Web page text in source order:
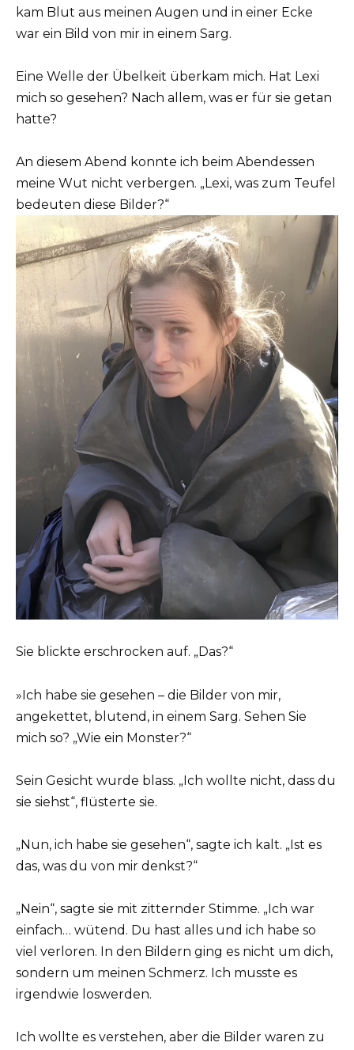
kam Blut aus meinen Augen und in einer Ecke
war ein Bild von mir in einem Sarg.
Eine Welle der Übelkeit überkam mich. Hat Lexi
mich so gesehen? Nach allem, was er für sie getan
hatte?
An diesem Abend konnte ich beim Abendessen
meine Wut nicht verbergen. „Lexi, was zum Teufel
bedeuten diese Bilder?“
Sie blickte erschrocken auf. „Das?“
»Ich habe sie gesehen – die Bilder von mir,
angekettet, blutend, in einem Sarg. Sehen Sie
mich so? „Wie ein Monster?“
Sein Gesicht wurde blass. „Ich wollte nicht, dass du
sie siehst“, flüsterte sie.
„Nun, ich habe sie gesehen“, sagte ich kalt. „Ist es
das, was du von mir denkst?“
„Nein“, sagte sie mit zitternder Stimme. „Ich war
einfach… wütend. Du hast alles und ich habe so
viel verloren. In den Bildern ging es nicht um dich,
sondern um meinen Schmerz. Ich musste es
irgendwie loswerden.
Ich wollte es verstehen, aber die Bilder waren zu